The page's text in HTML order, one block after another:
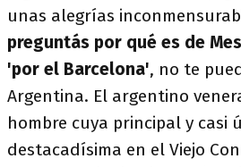
unas alegrías
preguntás por qué es de
'por el Barcelona', no te
Argentina. El argentino
hombre cuya principal y casi
destacadísima en el Viejo